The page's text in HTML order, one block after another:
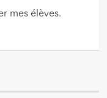
mes élèves.